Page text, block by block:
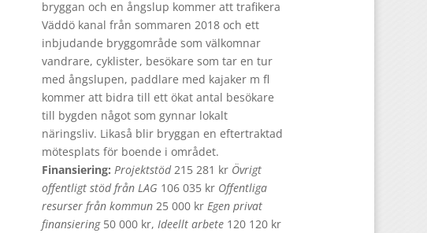
bryggan och en ångslup kommer att trafikera
Väddö kanal från sommaren 2018 och ett
inbjudande bryggområde som välkomnar
vandrare, cyklister, besökare som tar en tur
med ångslupen, paddlare med kajaker m fl
kommer att bidra till ett ökat antal besökare
till bygden något som gynnar lokalt
näringsliv. Likaså blir bryggan en eftertraktad
mötesplats för boende i området.
Finansiering: Projektstöd215 281 kr Övrigt
offentligt stöd från LAG 106 035 krOffentliga
resurser från kommun 25 000 kr Egen privat
finansiering50 000 kr, Ideellt arbete120 120 kr